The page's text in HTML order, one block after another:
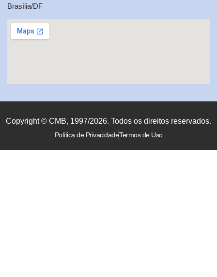
Brasília/DF
Copyright © CMB, 1997/2026. Todos os direitos reservados.
Política de PrivacidadeTermos de Uso